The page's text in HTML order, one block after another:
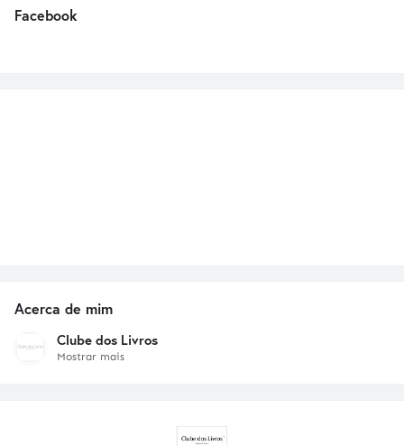
Facebook
Acerca de mim
Clube dos Livros
Mostrar mais